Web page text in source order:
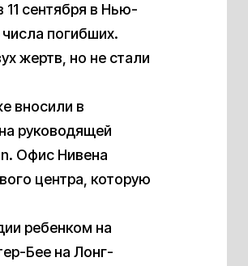
11 сентября в Нью-
погибших.
жертв, но не стали
вносили в
руководящей
Офис Нивена
центра, которую
ребенком на
Бее на Лонг-